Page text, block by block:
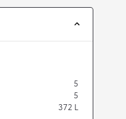
5
5
372 L